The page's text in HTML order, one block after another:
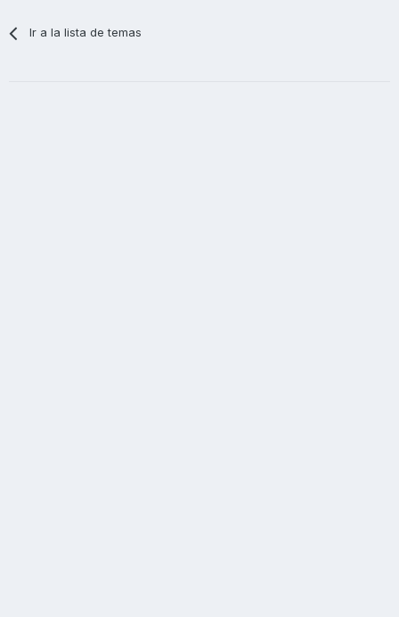
Ir a la lista de temas